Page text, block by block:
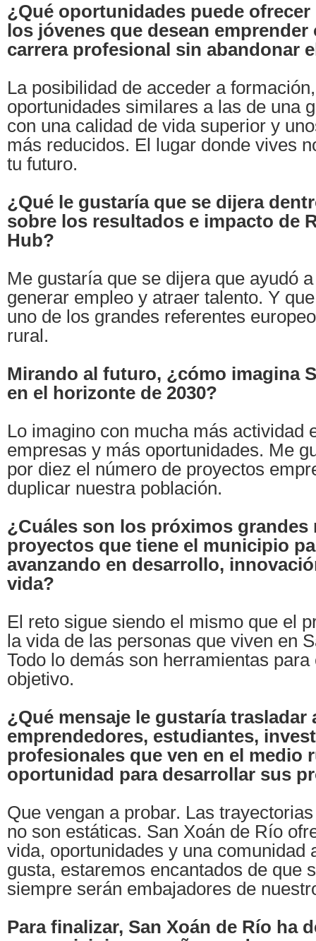
¿Qué oportunidades puede
los jóvenes que desean
carrera profesional sin abandonar
La posibilidad de acceder a
oportunidades similares a las de una
con una calidad de vida superior y
más reducidos. El lugar donde vives
tu futuro.
¿Qué le gustaría que se dijera
sobre los resultados e impacto de
Hub?
Me gustaría que se dijera que ayudó
generar empleo y atraer talento. Y
uno de los grandes referentes
rural.
Mirando al futuro, ¿cómo imagina
en el horizonte de 2030?
Lo imagino con mucha más actividad
empresas y más oportunidades. Me
por diez el número de proyectos
duplicar nuestra población.
¿Cuáles son los próximos grandes
proyectos que tiene el municipio
avanzando en desarrollo,
vida?
El reto sigue siendo el mismo que el
la vida de las personas que viven en
Todo lo demás son herramientas
objetivo.
¿Qué mensaje le gustaría trasladar
emprendedores, estudiantes,
profesionales que ven en el medio
oportunidad para desarrollar sus
Que vengan a probar. Las
no son estáticas. San Xoán de Río
vida, oportunidades y una comunidad
gusta, estaremos encantados de que
siempre serán embajadores de
Para finalizar, San Xoán de Río ha